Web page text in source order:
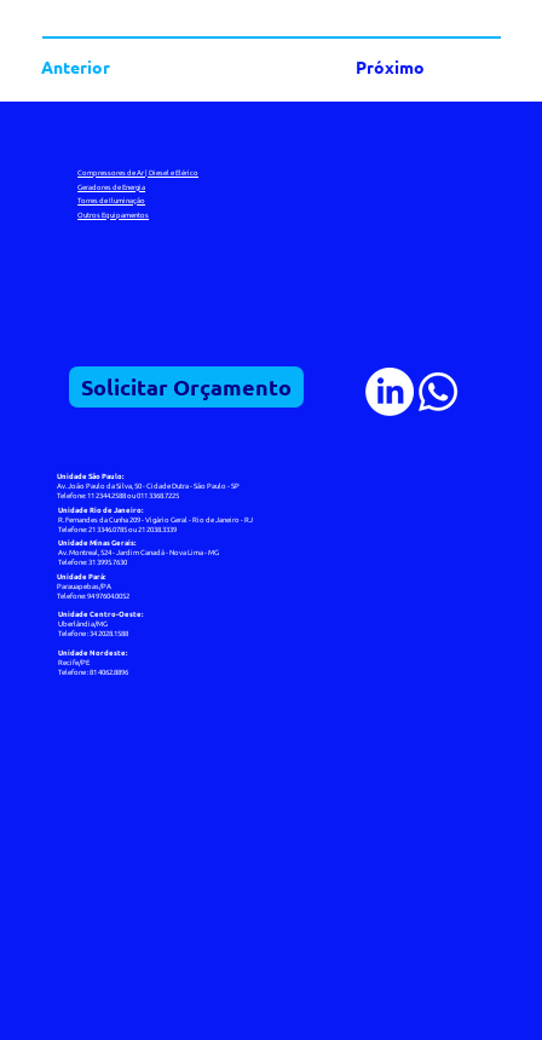
Anterior Próximo
Compressores de Ar | Diesel e Elérico
Geradores de Energia
Torres de Iluminação
Outros Equipamentos
Solicitar Orçamento
Unidade São Paulo:
Av. João Paulo da Silva, 50 - Cidade Dutra - São Paulo - SP
Telefone: 11 2344.2588 ou 011 3368.7225
Unidade Rio de Janeiro:
R. Fernandes da Cunha 209 - Vigário Geral - Rio de Janeiro - RJ
Telefone: 21 3346.0785 ou 21 2038.3339
Unidade Minas Gerais:
Av. Montreal, 524 - Jardim Canadá - Nova Lima - MG
Telefone: 31 3995.7630
Unidade Pará:
Parauapebas/PA
Telefone: 94 97604.0052
Unidade Centro-Oeste:
Uberlândia/MG
Telefone : 34 2028.1588
Unidade Nordeste:
Recife/PE
Telefone : 81 4062.8896